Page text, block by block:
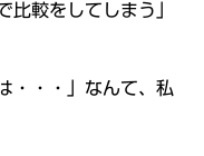
比較をしてしまう」
・・・」なんて、私